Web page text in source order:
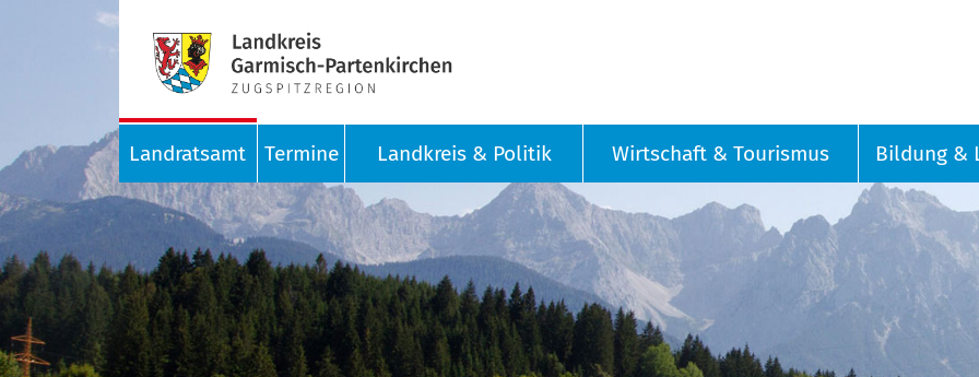
Landratsamt Termine Landkreis & Politik Wirtschaft & Tourismus Bildung &